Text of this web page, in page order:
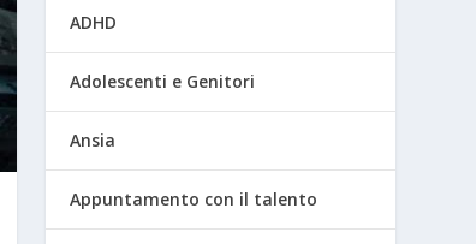
ADHD
Adolescenti e Genitori
Ansia
Appuntamento con il talento